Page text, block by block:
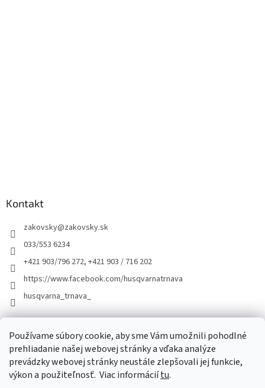
Používame súbory cookie, aby sme Vám umožnili pohodlné
prehliadanie našej webovej stránky a vďaka analýze
prevádzky webovej stránky neustále zlepšovali jej funkcie,
výkon a použiteľnosť. Viac informáciítu.
Kontakt
zakovsky@zakovsky.sk
033/553 6234
+421 903/796 272, +421 903 / 716 202
https://www.facebook.com/husqvarnatrnava
husqvarna_trnava_
Facebook